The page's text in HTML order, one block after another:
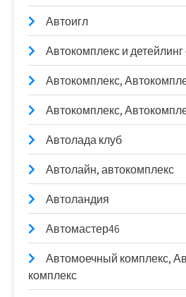
Автоигл
Автокомплекс и
Автокомплекс,
Автокомплекс,
Автолада клуб
Автолайн, автокомплекс
Автоландия
Автомастер46
Автомоечный комплекс,
комплекс